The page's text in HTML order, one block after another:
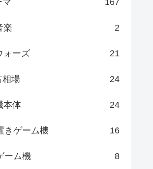
楽 2
ォーズ 21
相場 24
本体 24
きゲーム機 16
ーム機 8